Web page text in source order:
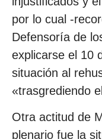
por lo cual -
Defensoría de
explicarse el 10
situación al
«trasgrediendo
Otra actitud de
plenario fue la